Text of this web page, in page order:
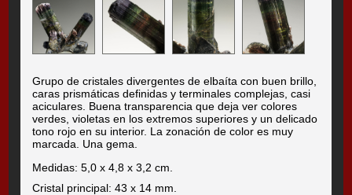
Grupo de cristales divergentes de elbaíta con buen brillo,
caras prismáticas definidas y terminales complejas, casi
aciculares. Buena transparencia que deja ver colores
verdes, violetas en los extremos superiores y un delicado
tono rojo en su interior. La zonación de color es muy
marcada. Una gema.
Medidas: 5,0 x 4,8 x 3,2 cm.
Cristal principal: 43 x 14 mm.